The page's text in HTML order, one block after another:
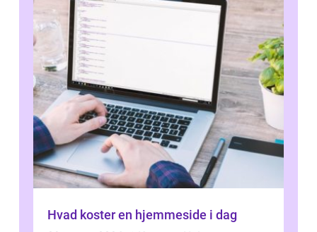
Hvad koster en hjemmeside i dag